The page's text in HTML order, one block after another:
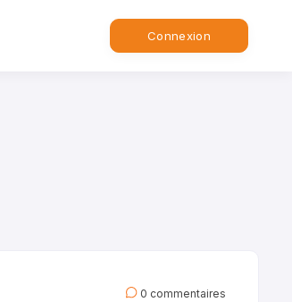
Connexion
0 commentaires